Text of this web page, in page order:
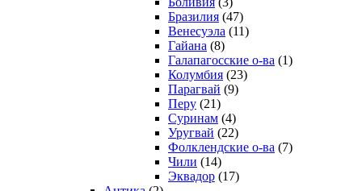
Бразилия (47)
Венесуэла (11)
Гайана (8)
Галапагосские о-ва (1)
Колумбия (23)
Парагвай (9)
Перу (21)
Суринам (4)
Уругвай (22)
Фолклендские о-ва (7)
Чили (14)
Эквадор (17)